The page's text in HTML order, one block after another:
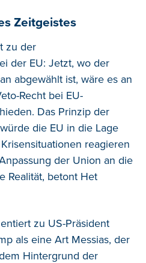
Zeitgeistes
zu der
der EU: Jetzt, wo der
abgewählt ist, wäre es an
Recht bei EU-
Das Prinzip der
die EU in die Lage
reagieren
der Union an die
Realität, betont Het
zu US-Präsident
als eine Art Messias, der
Hintergrund der